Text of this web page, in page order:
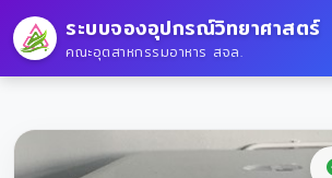
ระบบจองอุปกรณ์วิทยาศาสตร์
คณะอุตสาหกรรมอาหาร สจล.